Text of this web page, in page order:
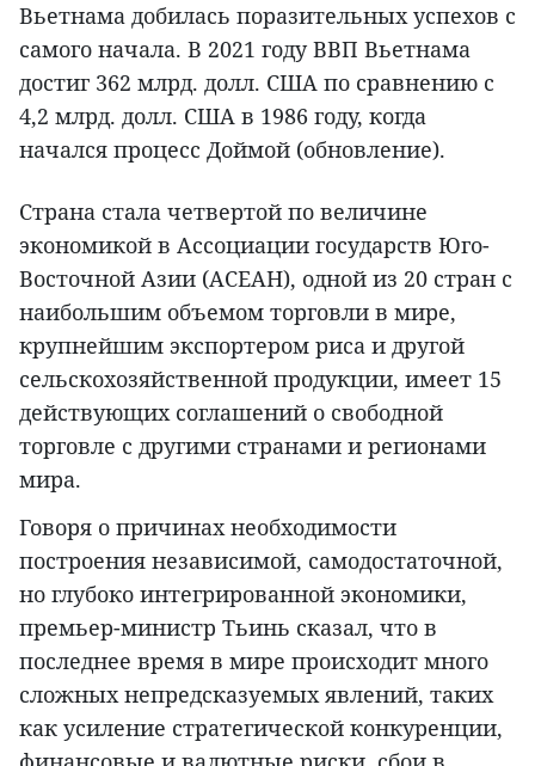
Вьетнама добилась поразительных успехов с
самого начала. В 2021 году ВВП Вьетнама
достиг 362 млрд. долл. США по сравнению с
4,2 млрд. долл. США в 1986 году, когда
начался процесс Доймой (обновление).
Страна стала четвертой по величине
экономикой в Ассоциации государств Юго-
Восточной Азии (АСЕАН), одной из 20 стран с
наибольшим объемом торговли в мире,
крупнейшим экспортером риса и другой
сельскохозяйственной продукции, имеет 15
действующих соглашений о свободной
торговле с другими странами и регионами
мира.
Говоря о причинах необходимости
построения независимой, самодостаточной,
но глубоко интегрированной экономики,
премьер-министр Тьинь сказал, что в
последнее время в мире происходит много
сложных непредсказуемых явлений, таких
как усиление стратегической конкуренции,